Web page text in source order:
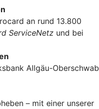
an rund 13.800
ServiceNetz und bei
Allgäu-Oberschwab
– mit einer unserer